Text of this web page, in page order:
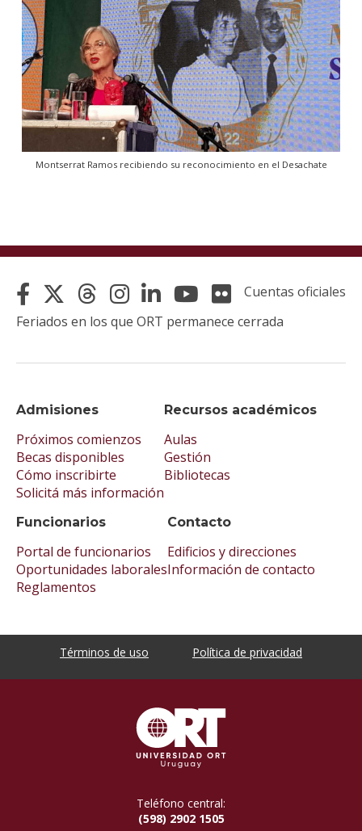
Montserrat Ramos recibiendo su reconocimiento en el Desachate
Admisiones
Próximos comienzos
Becas disponibles
Cómo inscribirte
Solicitá más información
Recursos académicos
Aulas
Gestión
Bibliotecas
Funcionarios
Portal de funcionarios
Oportunidades laborales
Reglamentos
Contacto
Edificios y direcciones
Información de contacto
Cuentas oficiales
Feriados en los que ORT permanece cerrada
Términos de uso Política de privacidad
Teléfono central:
(598) 2902 1505